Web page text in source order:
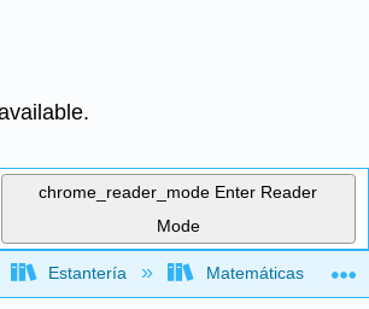
chrome_reader_mode Enter Reader
Mode
jerarquía global
Estantería Matemáticas